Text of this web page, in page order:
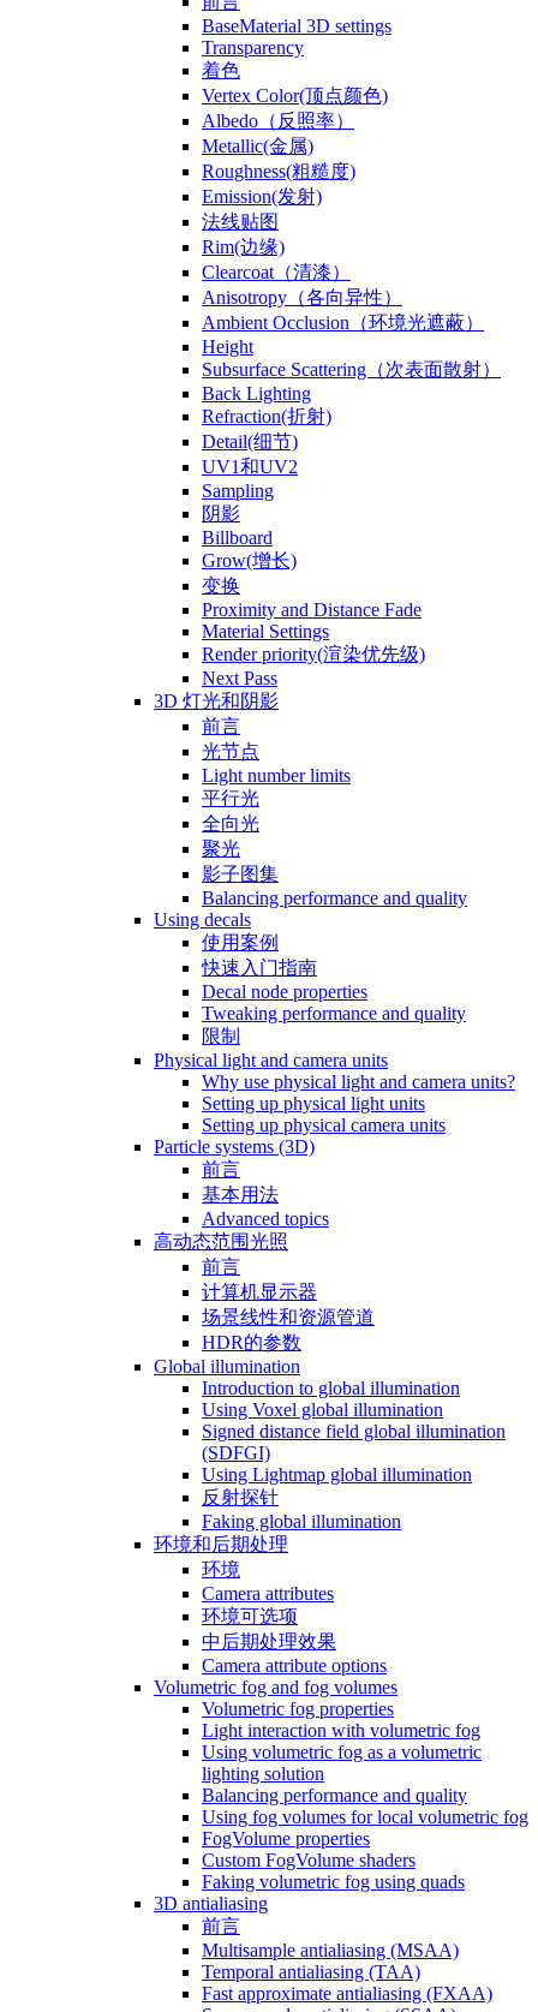
BaseMaterial 3D settings
Transparency
着色
Vertex Color(顶点颜色)
Albedo（反照率）
Metallic(金属)
Roughness(粗糙度)
Emission(发射)
法线贴图
Rim(边缘)
Clearcoat（清漆）
Anisotropy（各向异性）
Ambient Occlusion（环境光遮蔽）
Height
Subsurface Scattering（次表面散射）
Back Lighting
Refraction(折射)
Detail(细节)
UV1和UV2
Sampling
阴影
Billboard
Grow(增长)
变换
Proximity and Distance Fade
Material Settings
Render priority(渲染优先级)
Next Pass
3D 灯光和阴影
前言
光节点
Light number limits
平行光
全向光
聚光
影子图集
Balancing performance and quality
Using decals
使用案例
快速入门指南
Decal node properties
Tweaking performance and quality
限制
Physical light and camera units
Why use physical light and camera units?
Setting up physical light units
Setting up physical camera units
Particle systems (3D)
前言
基本用法
Advanced topics
高动态范围光照
前言
计算机显示器
场景线性和资源管道
HDR的参数
Global illumination
Introduction to global illumination
Using Voxel global illumination
Signed distance field global illumination
(SDFGI)
Using Lightmap global illumination
反射探针
Faking global illumination
环境和后期处理
环境
Camera attributes
环境可选项
中后期处理效果
Camera attribute options
Volumetric fog and fog volumes
Volumetric fog properties
Light interaction with volumetric fog
Using volumetric fog as a volumetric
lighting solution
Balancing performance and quality
Using fog volumes for local volumetric fog
FogVolume properties
Custom FogVolume shaders
Faking volumetric fog using quads
3D antialiasing
前言
Multisample antialiasing (MSAA)
Temporal antialiasing (TAA)
Fast approximate antialiasing (FXAA)